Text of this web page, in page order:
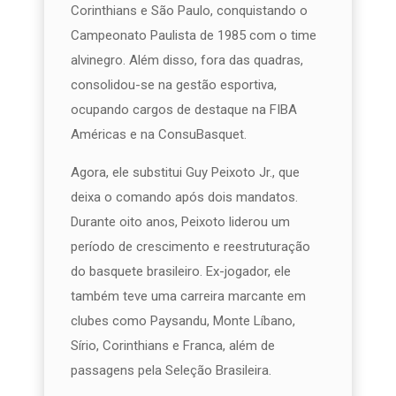
Corinthians e São Paulo, conquistando o
Campeonato Paulista de 1985 com o time
alvinegro. Além disso, fora das quadras,
consolidou-se na gestão esportiva,
ocupando cargos de destaque na FIBA
Américas e na ConsuBasquet.
Agora, ele substitui Guy Peixoto Jr., que
deixa o comando após dois mandatos.
Durante oito anos, Peixoto liderou um
período de crescimento e reestruturação
do basquete brasileiro. Ex-jogador, ele
também teve uma carreira marcante em
clubes como Paysandu, Monte Líbano,
Sírio, Corinthians e Franca, além de
passagens pela Seleção Brasileira.